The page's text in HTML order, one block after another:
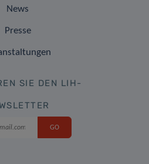
News
Presse
SIE DEN LIH-